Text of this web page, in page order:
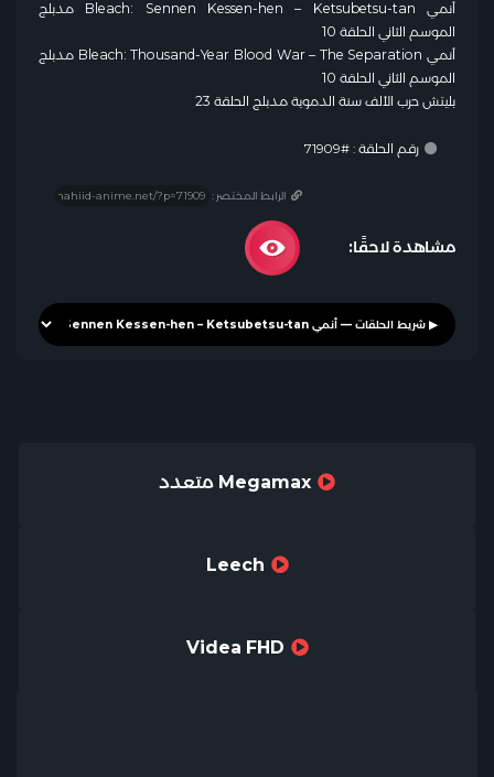
أنمي Bleach: Sennen Kessen-hen – Ketsubetsu-tan مدبلج
الموسم الثاني الحلقة 10
أنمي Bleach: Thousand-Year Blood War – The Separation مدبلج
الموسم الثاني الحلقة 10
بليتش حرب الألف سنة الدموية مدبلج الحلقة 23
رقم الحلقة : #71909
الرابط المختصر :
مشاهدة لاحقًا: